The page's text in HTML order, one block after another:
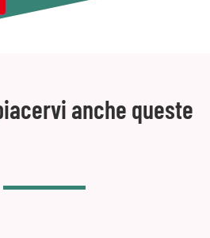
anche queste